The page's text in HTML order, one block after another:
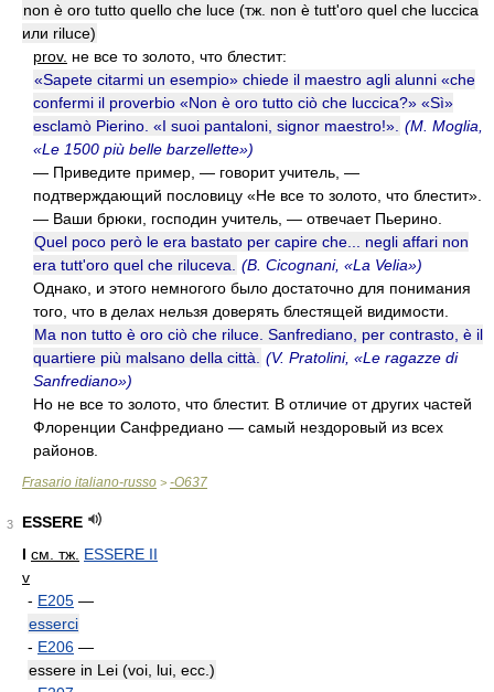
non è oro tutto quello che luce (тж. non è tutt'oro quel che luccica
или riluce)
prov. не все то золото, что блестит:
«Sapete citarmi un esempio» chiede il maestro agli alunni «che
confermi il proverbio «Non è oro tutto ciò che luccica?» «Sì»
esclamò Pierino. «I suoi pantaloni, signor maestro!». (M. Moglia,
«Le 1500 più belle barzellette»)
— Приведите пример, — говорит учитель, —
подтверждающий пословицу «Не все то золото, что блестит».
— Ваши брюки, господин учитель, — отвечает Пьерино.
Quel poco però le era bastato per capire che... negli affari non
era tutt'oro quel che riluceva.
(B. Cicognani, «La Velia»)
Однако, и этого немногого было достаточно для понимания
того, что в делах нельзя доверять блестящей видимости.
Ma non tutto è oro ciò che riluce. Sanfrediano, per contrasto, è il
quartiere più malsano della città.
(V. Pratolini, «Le ragazze di
Sanfrediano»)
Но не все то золото, что блестит. В отличие от других частей
Флоренции Санфредиано — самый нездоровый из всех
районов.
Frasario italiano-russo > -O637
3
ESSERE
I см. тж. ESSERE II
v
- E205 —
esserci
- E206 —
essere in Lei (voi, lui, ecc.)